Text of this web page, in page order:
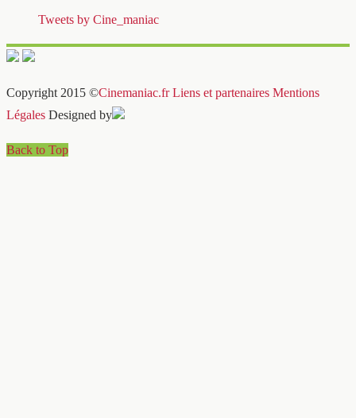
Tweets by Cine_maniac
Copyright 2015 ©Cinemaniac.fr Liens et partenaires Mentions
Légales Designed by
Back to Top